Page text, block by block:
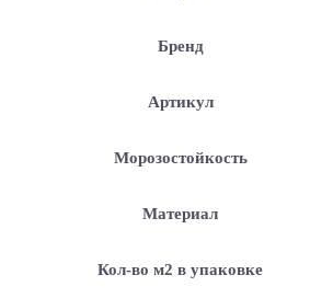
Бренд
Артикул
Морозостойкость
Материал
Кол-во м2 в упаковке